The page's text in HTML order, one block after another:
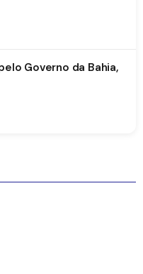
Governo da Bahia,